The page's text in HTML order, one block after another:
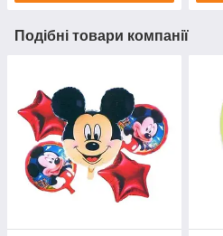
Подібні товари компанії